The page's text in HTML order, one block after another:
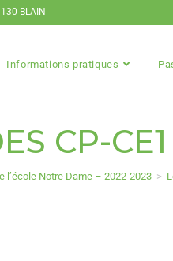
BLAIN
Informations pratiques
CP-
l’école Notre Dame – 2022-2023 >